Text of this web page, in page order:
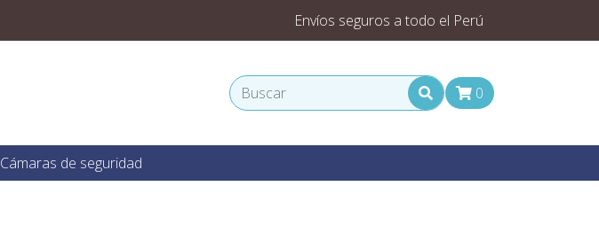
Envíos seguros a todo el Perú
0
Cámaras de seguridad